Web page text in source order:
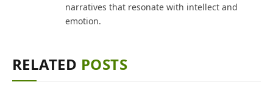
narratives that resonate with intellect and
emotion.
RELATED POSTS